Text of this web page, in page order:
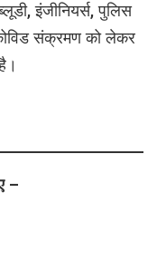
इंजीनियर्स, पुलिस
संक्रमण को लेकर
–